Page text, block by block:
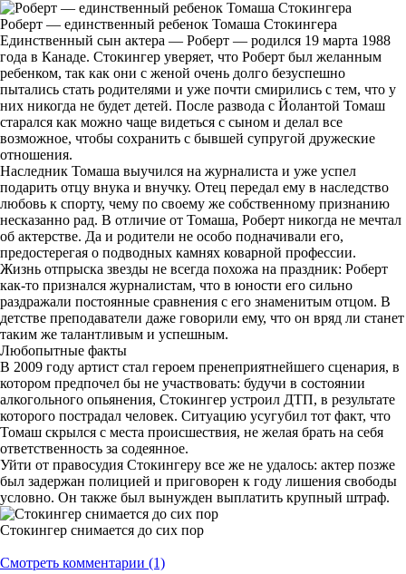
Роберт — единственный ребенок Томаша Стокингера
Единственный сын актера — Роберт — родился 19 марта 1988
года в Канаде. Стокингер уверяет, что Роберт был желанным
ребенком, так как они с женой очень долго безуспешно
пытались стать родителями и уже почти смирились с тем, что у
них никогда не будет детей. После развода с Йолантой Томаш
старался как можно чаще видеться с сыном и делал все
возможное, чтобы сохранить с бывшей супругой дружеские
отношения.
Наследник Томаша выучился на журналиста и уже успел
подарить отцу внука и внучку. Отец передал ему в наследство
любовь к спорту, чему по своему же собственному признанию
несказанно рад. В отличие от Томаша, Роберт никогда не мечтал
об актерстве. Да и родители не особо подначивали его,
предостерегая о подводных камнях коварной профессии.
Жизнь отпрыска звезды не всегда похожа на праздник: Роберт
как-то признался журналистам, что в юности его сильно
раздражали постоянные сравнения с его знаменитым отцом. В
детстве преподаватели даже говорили ему, что он вряд ли станет
таким же талантливым и успешным.
Любопытные факты
В 2009 году артист стал героем пренеприятнейшего сценария, в
котором предпочел бы не участвовать: будучи в состоянии
алкогольного опьянения, Стокингер устроил ДТП, в результате
которого пострадал человек. Ситуацию усугубил тот факт, что
Томаш скрылся с места происшествия, не желая брать на себя
ответственность за содеянное.
Уйти от правосудия Стокингеру все же не удалось: актер позже
был задержан полицией и приговорен к году лишения свободы
условно. Он также был вынужден выплатить крупный штраф.
Стокингер снимается до сих пор
Смотреть комментарии (1)